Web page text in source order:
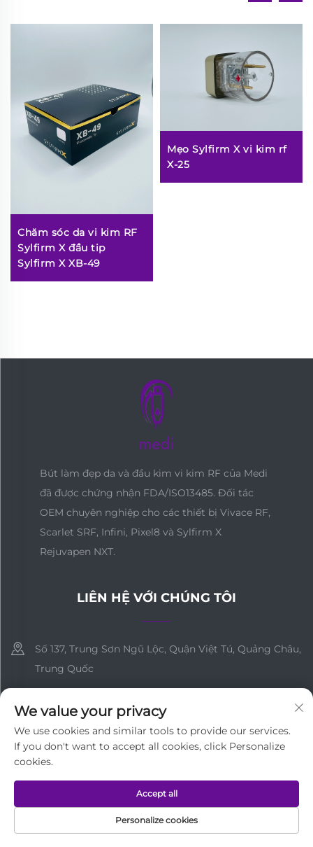
Chăm sóc da vi kim RF
Sylfirm X đầu tip
Sylfirm X XB-49
Mẹo Sylfirm X vi kim rf
X-25
Bút làm đẹp da và đầu kim vi kim RF của Medi
đã được chứng nhận FDA/ISO13485. Đối tác
OEM chuyên nghiệp cho các thiết bị Vivace RF,
Scarlet SRF, Infini, Pixel8 và Sylfirm X
Rejuvapen NXT.
LIÊN HỆ VỚI CHÚNG TÔI
Số 137, Trung Sơn Ngũ Lộc, Quận Việt Tú, Quảng Châu,
Trung Quốc
[email protected]
Bản quyền © Công ty TNHH Công nghệ Y tế Quảng Châu Tất cả
các quyền được bảo lưu Chính sách bảo mật
We value your privacy
We use cookies and similar tools to provide our services.
If you don't want to accept all cookies, click Personalize
cookies.
Personalize cookies
Accept all